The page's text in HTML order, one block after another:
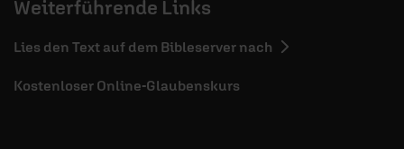
Weiterführende Links
Lies den Text auf dem Bibleserver nach
Kostenloser Online-Glaubenskurs